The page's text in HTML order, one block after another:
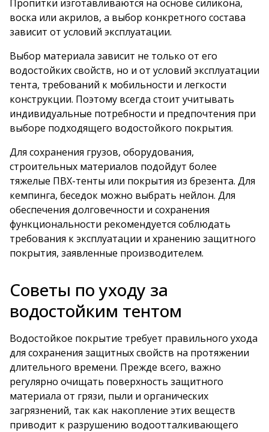
Пропитки изготавливаются на основе силикона,
воска или акрилов, а выбор конкретного состава
зависит от условий эксплуатации.
Выбор материала зависит не только от его
водостойких свойств, но и от условий эксплуатации
тента, требований к мобильности и легкости
конструкции. Поэтому всегда стоит учитывать
индивидуальные потребности и предпочтения при
выборе подходящего водостойкого покрытия.
Для сохранения грузов, оборудования,
строительных материалов подойдут более
тяжелые ПВХ-тенты или покрытия из брезента. Для
кемпинга, беседок можно выбрать нейлон. Для
обеспечения долговечности и сохранения
функциональности рекомендуется соблюдать
требования к эксплуатации и хранению защитного
покрытия, заявленные производителем.
Советы по уходу за
водостойким тентом
Водостойкое покрытие требует правильного ухода
для сохранения защитных свойств на протяжении
длительного времени. Прежде всего, важно
регулярно очищать поверхность защитного
материала от грязи, пыли и органических
загрязнений, так как накопление этих веществ
приводит к разрушению водоотталкивающего